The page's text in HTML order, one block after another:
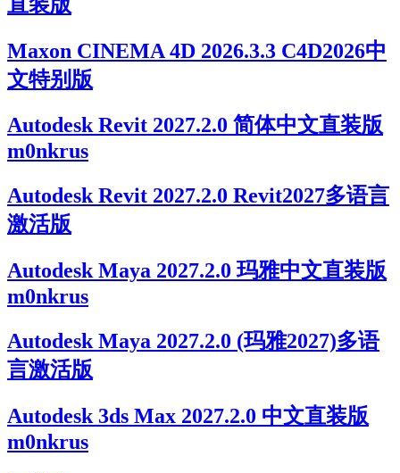
Maxon CINEMA 4D 2026.3.3 C4D2026中
文特别版
Autodesk Revit 2027.2.0 简体中文直装版
m0nkrus
Autodesk Revit 2027.2.0 Revit2027多语言
激活版
Autodesk Maya 2027.2.0 玛雅中文直装版
m0nkrus
Autodesk Maya 2027.2.0 (玛雅2027)多语
言激活版
Autodesk 3ds Max 2027.2.0 中文直装版
m0nkrus